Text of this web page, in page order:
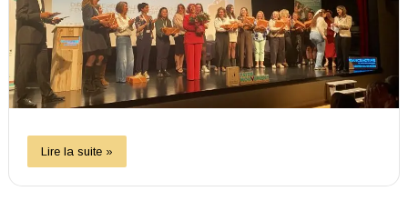
Lire la suite »